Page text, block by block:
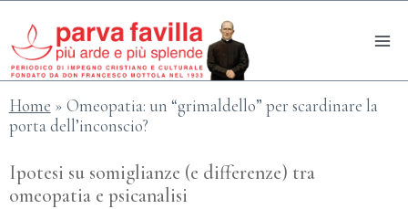
contenuto
Home » Omeopatia: un “grimaldello” per scardinare la
porta dell’inconscio?
Ipotesi su somiglianze (e differenze) tra
omeopatia e psicanalisi